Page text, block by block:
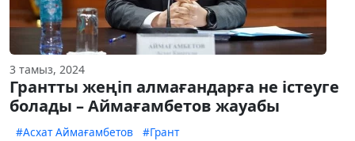
3 тамыз, 2024
Грантты жеңіп алмағандарға не істеуге
болады – Аймағамбетов жауабы
#Асхат Аймағамбетов #Грант